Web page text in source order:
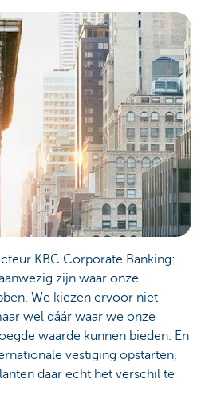
KBC Corporate Banking:
zijn waar onze
We kiezen ervoor niet
wel dáár waar we onze
waarde kunnen bieden. En
vestiging opstarten,
daar echt het verschil te